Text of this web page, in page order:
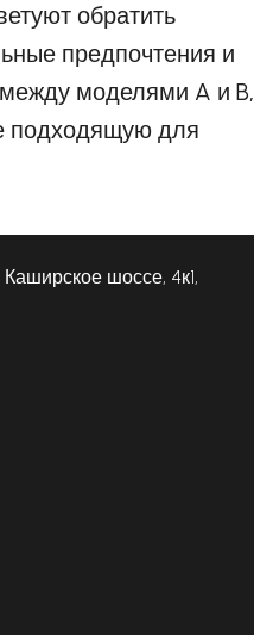
обратить
предпочтения и
моделями A и B,
подходящую для
шоссе, 4к1,